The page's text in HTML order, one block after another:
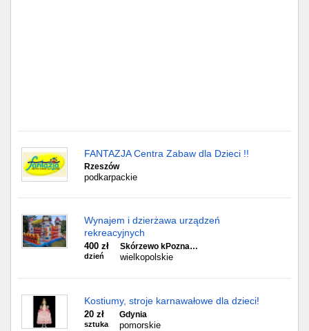
FANTAZJA Centra Zabaw dla Dzieci !!
Rzeszów
podkarpackie
Wynajem i dzierżawa urządzeń
rekreacyjnych
400 zł
dzień
Skórzewo kPozna…
wielkopolskie
Kostiumy, stroje karnawałowe dla dzieci!
20 zł
sztuka
Gdynia
pomorskie